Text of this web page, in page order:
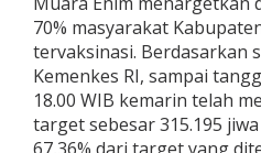
70% masyarakat
tervaksinasi. Berdasarkan
Kemenkes RI, sampai
18.00 WIB kemarin telah
target sebesar 315.195